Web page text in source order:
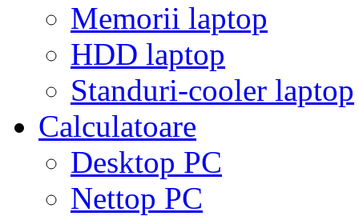
Memorii laptop
HDD laptop
Standuri-cooler laptop
Calculatoare
Desktop PC
Nettop PC